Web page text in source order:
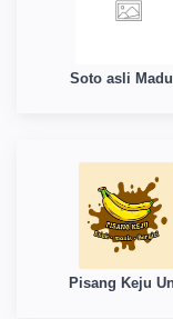
Soto asli
Pisang Keju